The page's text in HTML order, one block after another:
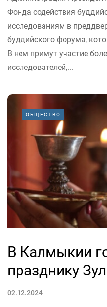
Фонда содействия
исследованиям в
буддийского форума,
В нем примут участие
исследователей,...
ОБЩЕСТВО
В Калмыкии
празднику Зул
02.12.2024